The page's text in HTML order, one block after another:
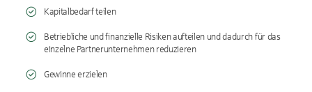
Kapitalbedarf teilen
Betriebliche und finanzielle Risiken aufteilen und dadurch für das
einzelne Partnerunternehmen reduzieren
Gewinne erzielen